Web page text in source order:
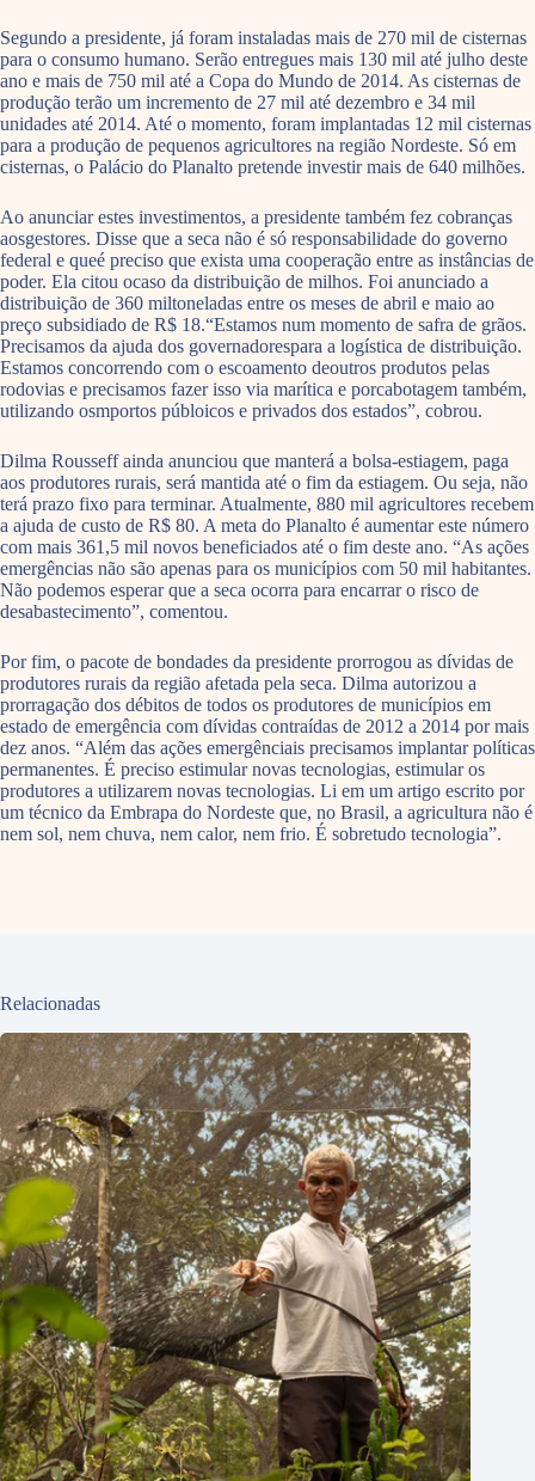
Segundo a presidente, já foram instaladas mais de 270 mil de cisternas
para o consumo humano. Serão entregues mais 130 mil até julho deste
ano e mais de 750 mil até a Copa do Mundo de 2014. As cisternas de
produção terão um incremento de 27 mil até dezembro e 34 mil
unidades até 2014. Até o momento, foram implantadas 12 mil cisternas
para a produção de pequenos agricultores na região Nordeste. Só em
cisternas, o Palácio do Planalto pretende investir mais de 640 milhões.
Ao anunciar estes investimentos, a presidente também fez cobranças
aosgestores. Disse que a seca não é só responsabilidade do governo
federal e queé preciso que exista uma cooperação entre as instâncias de
poder. Ela citou ocaso da distribuição de milhos. Foi anunciado a
distribuição de 360 miltoneladas entre os meses de abril e maio ao
preço subsidiado de R$ 18.“Estamos num momento de safra de grãos.
Precisamos da ajuda dos governadorespara a logística de distribuição.
Estamos concorrendo com o escoamento deoutros produtos pelas
rodovias e precisamos fazer isso via marítica e porcabotagem também,
utilizando osmportos públoicos e privados dos estados”, cobrou.
Dilma Rousseff ainda anunciou que manterá a bolsa-estiagem, paga
aos produtores rurais, será mantida até o fim da estiagem. Ou seja, não
terá prazo fixo para terminar. Atualmente, 880 mil agricultores recebem
a ajuda de custo de R$ 80. A meta do Planalto é aumentar este número
com mais 361,5 mil novos beneficiados até o fim deste ano. “As ações
emergências não são apenas para os municípios com 50 mil habitantes.
Não podemos esperar que a seca ocorra para encarrar o risco de
desabastecimento”, comentou.
Por fim, o pacote de bondades da presidente prorrogou as dívidas de
produtores rurais da região afetada pela seca. Dilma autorizou a
prorragação dos débitos de todos os produtores de municípios em
estado de emergência com dívidas contraídas de 2012 a 2014 por mais
dez anos. “Além das ações emergênciais precisamos implantar políticas
permanentes. É preciso estimular novas tecnologias, estimular os
produtores a utilizarem novas tecnologias. Li em um artigo escrito por
um técnico da Embrapa do Nordeste que, no Brasil, a agricultura não é
nem sol, nem chuva, nem calor, nem frio. É sobretudo tecnologia”.
Relacionadas